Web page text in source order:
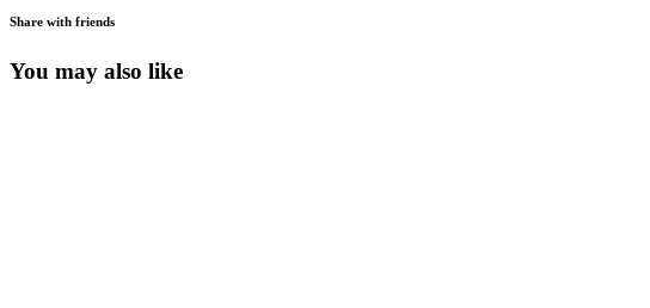
Share with friends
You may also like